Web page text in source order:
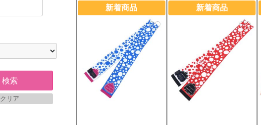
検索
クリア
新着商品
favorite
新着商品
favorite